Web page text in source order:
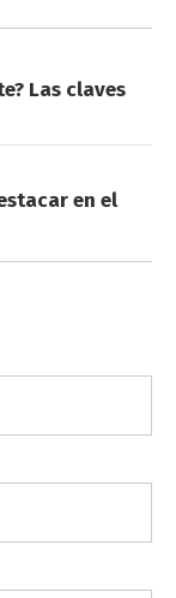
Las claves
en el